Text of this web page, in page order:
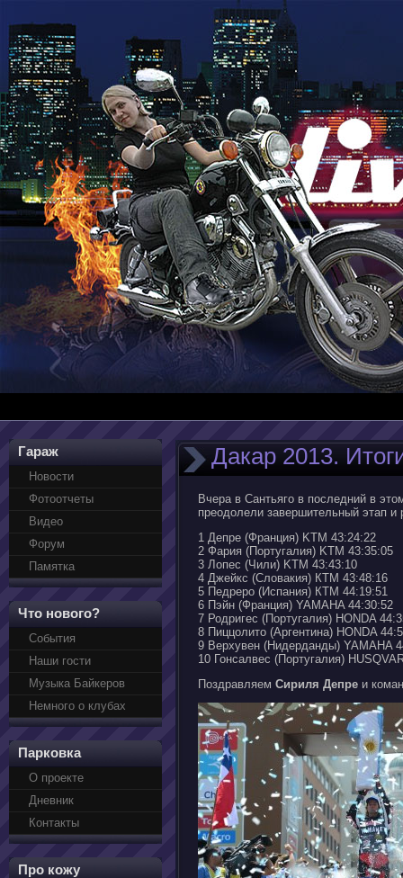
Гараж
Новости
Фотоотчеты
Видео
Форум
Памятка
Что нового?
События
Наши гости
Музыка Байкеров
Немного о клубах
Парковка
О проекте
Дневник
Контакты
Про кожу
Дакар 2013.
Вчера в Сантьяго в последний в
преодолели завершительный этап
1 Депре (Франция) KTМ 43:24:22
2 Фария (Португалия) KTM 43:35:05
3 Лопес (Чили) KTM 43:43:10
4 Джейкс (Словакия) КTM 43:48:16
5 Педреро (Испания) КTM 44:19:51
6 Пэйн (Франция) YAMAHA 44:30:52
7 Родригес (Португалия) HONDA
8 Пиццолито (Аргентина) HONDA
9 Верхувен (Нидерданды) YAMAHA
10 Гонсалвес (Португалия)
Поздравляем Сириля Депре и